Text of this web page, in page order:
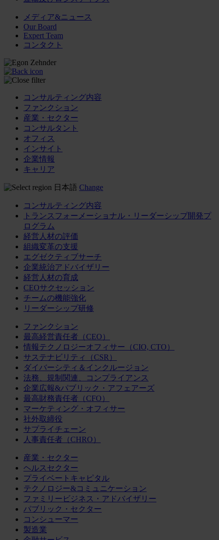
メディア&ニュース
Our Board
Expert Team
コンタクト
コンサルティング内容
ファンクション
産業・セクター
コンサルタント
オフィス
インサイト
企業情報
キャリア
日本語 Change
コンサルティング内容
トランスフォーメーショナル・リーダーシップ開発プ
ログラム
経営人材の評価
組織変革の支援
エグゼクティブサーチ
企業統治アドバイザリー
経営人材の育成
CEOサクセッション
チームの機能強化
リーダーシップ研修
ファンクション
最高経営責任者（CEO）
情報テクノロジーオフィサー（CIO, CTO）
サステナビリティ（CSR）
ダイバーシティ＆インクルージョン
法務、規制関連、コンプライアンス
企業広報&パブリック・アフェアーズ
最高財務責任者（CFO）
マーケティング・オフィサー
社外取締役
サプライチェーン
人事責任者（CHRO）
産業・セクター
ヘルスセクター
プライベートキャピタル
テクノロジー&コミュニケーション
ファミリービジネス・アドバイザリー
パブリック・セクター
コンシューマー
製造業